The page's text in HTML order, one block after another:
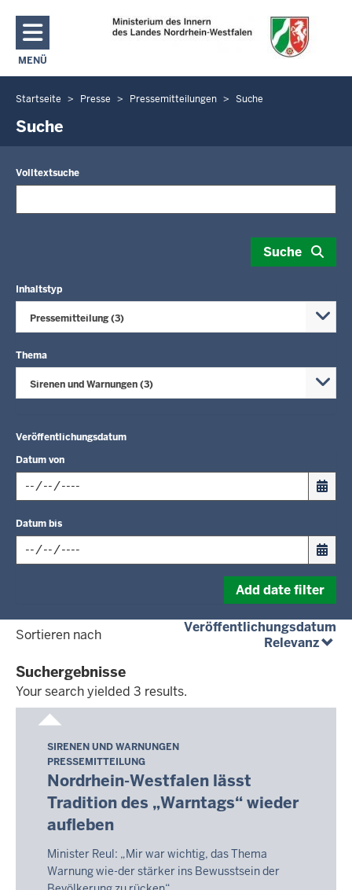
Direkt zum Inhalt
MENÜ
NAVIGATION AKTIVIEREN/DEAKTIVIEREN: MAIN MENU
Sie
befinden
Startseite Presse Pressemitteilungen Suche
Suche
Volltextsuche
Suche
Inhaltstyp
Pressemitteilung (3)
Thema
Sirenen und Warnungen (3)
Veröffentlichungsdatum
Datum von
date
format:
Datum bis
format:
Add date filter
Sortieren nach Veröffentlichungsdatum
Relevanz
Suchergebnisse
Your search yielded 3 results.
Your
yielded
results.
Freitag,
7.
August
2026
-
17:07
SIRENEN UND WARNUNGEN
PRESSEMITTEILUNG
Nordrhein-Westfalen lässt
Tradition des „Warntags“ wieder
aufleben
Minister Reul: „Mir war wichtig, das Thema
Warnung wie-der stärker ins Bewusstsein der